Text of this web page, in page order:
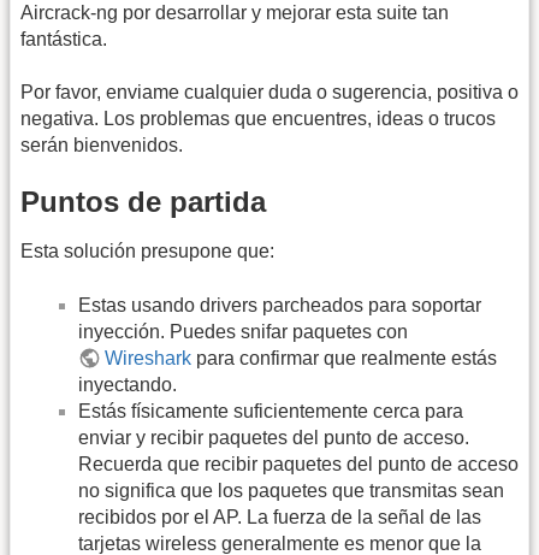
Aircrack-ng por desarrollar y mejorar esta suite tan
fantástica.
Por favor, enviame cualquier duda o sugerencia, positiva o
negativa. Los problemas que encuentres, ideas o trucos
serán bienvenidos.
Puntos de partida
Esta solución presupone que:
Estas usando drivers parcheados para soportar
inyección. Puedes snifar paquetes con
Wireshark para confirmar que realmente estás
inyectando.
Estás físicamente suficientemente cerca para
enviar y recibir paquetes del punto de acceso.
Recuerda que recibir paquetes del punto de acceso
no significa que los paquetes que transmitas sean
recibidos por el AP. La fuerza de la señal de las
tarjetas wireless generalmente es menor que la